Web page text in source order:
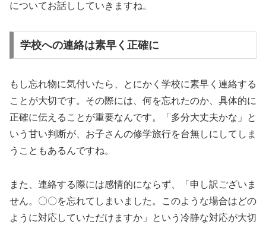
についてお話ししていきますね。
学校への連絡は素早く正確に
もし忘れ物に気付いたら、とにかく学校に素早く連絡する
ことが大切です。その際には、何を忘れたのか、具体的に
正確に伝えることが重要なんです。「多分大丈夫かな」と
いう甘い判断が、お子さんの修学旅行を台無しにしてしま
うこともあるんですね。
また、連絡する際には感情的にならず、「申し訳ございま
せん。〇〇を忘れてしまいました。このような場合はどの
ように対応していただけますか」という冷静な対応が大切